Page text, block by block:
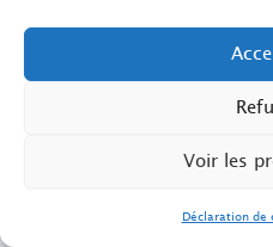
Voir les
Déclaration
10) Ils risquent donc une
peine d’emprisonnement
code de santé publique).
11) Extrait d’un article